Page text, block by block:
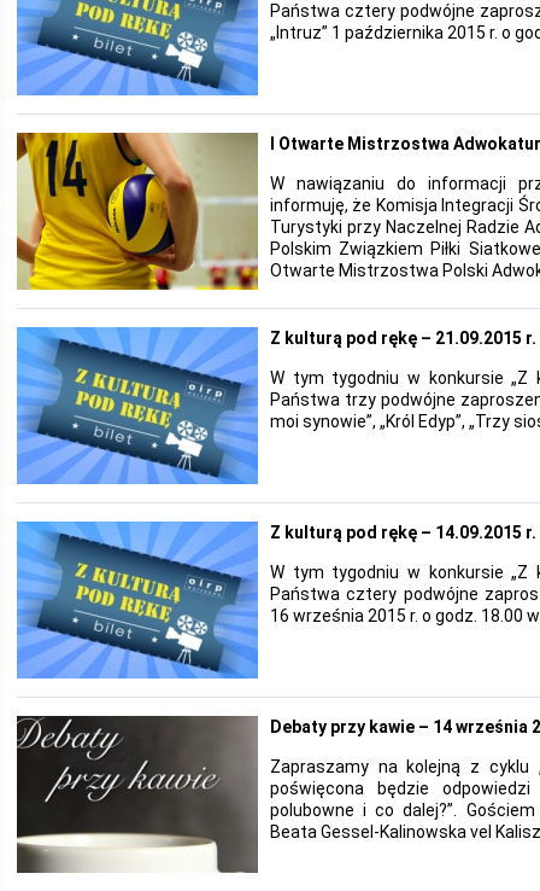
Państwa cztery podwójne
„Intruz” 1 października 2015 r. o
I Otwarte Mistrzostwa
W nawiązaniu do informacji
informuję, że Komisja Integracji
Turystyki przy Naczelnej Radzie
Polskim Związkiem Piłki
Otwarte Mistrzostwa Polski
Z kulturą pod rękę – 21.09.2015 r.
W tym tygodniu w konkursie „Z
Państwa trzy podwójne
moi synowie”, „Król Edyp”, „Trzy
Z kulturą pod rękę – 14.09.2015 r.
W tym tygodniu w konkursie „Z
Państwa cztery podwójne
16 września 2015 r. o godz. 18.00
Debaty przy kawie – 14 września
Zapraszamy na kolejną z cyklu
poświęcona będzie
polubowne i co dalej?”.
Beata Gessel-Kalinowska vel